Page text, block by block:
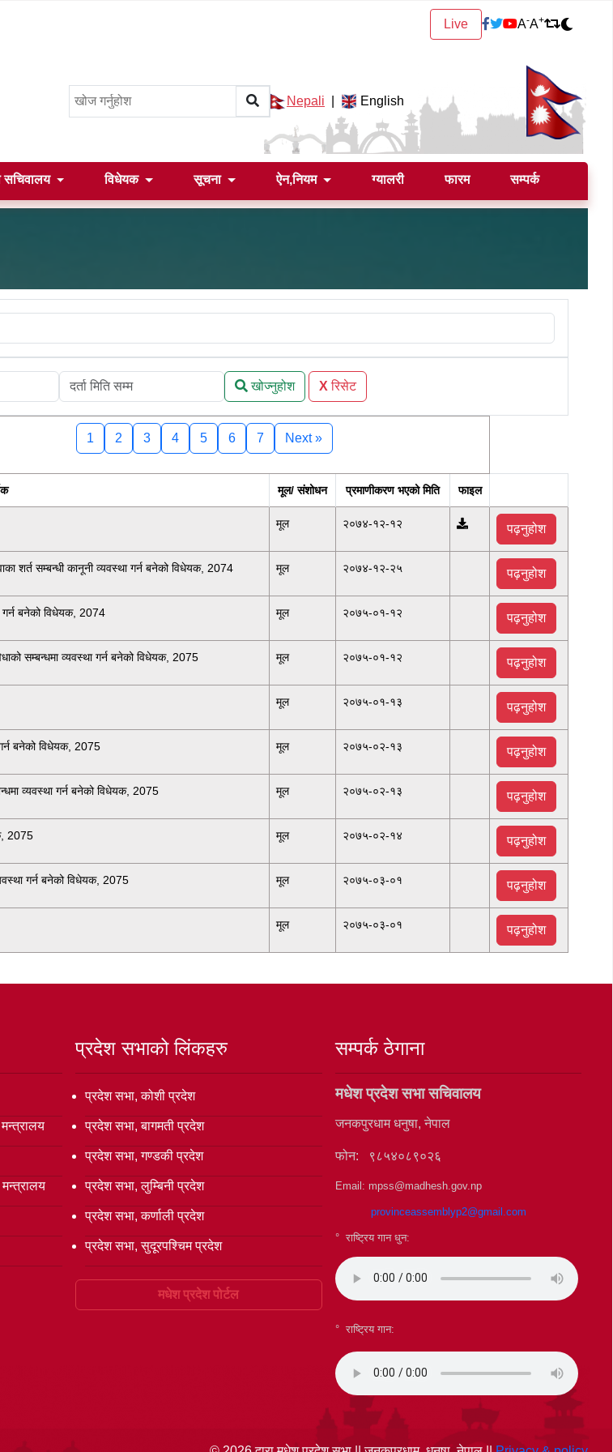
Live A-A+
Nepali English
सचिवालय विधेयक सूचना ऐन,नियम ग्यालरी फारम सम्पर्क
खोज्नुहोश X रिसेट
1 2 3 4 5 6 7 Next »
मूल/ संशोधन प्रमाणीकरण भएको मिति फाइल
मूल २०७४-१२-१२ पढ़नुहोश
शर्त सम्बन्धी कानूनी व्यवस्था गर्न बनेको विधेयक, 2074 मूल २०७४-१२-२५ पढ़नुहोश
गर्न बनेको विधेयक, 2074 मूल २०७५-०१-१२ पढ़नुहोश
सम्बन्धमा व्यवस्था गर्न बनेको विधेयक, 2075 मूल २०७५-०१-१२ पढ़नुहोश
मूल २०७५-०१-१३ पढ़नुहोश
गर्न बनेको विधेयक, 2075 मूल २०७५-०२-१३ पढ़नुहोश
व्यवस्था गर्न बनेको विधेयक, 2075 मूल २०७५-०२-१३ पढ़नुहोश
2075 मूल २०७५-०२-१४ पढ़नुहोश
गर्न बनेको विधेयक, 2075 मूल २०७५-०३-०१ पढ़नुहोश
मूल २०७५-०३-०१ पढ़नुहोश
प्रदेश सभाको लिंकहरु
प्रदेश सभा, कोशी प्रदेश
प्रदेश सभा, बागमती प्रदेश
प्रदेश सभा, गण्डकी प्रदेश
प्रदेश सभा, लुम्बिनी प्रदेश
प्रदेश सभा, कर्णाली प्रदेश
प्रदेश सभा, सुदूरपश्चिम प्रदेश
मधेश प्रदेश पोर्टल
सम्पर्क ठेगाना
मधेश प्रदेश सभा सचिवालय
जनकपुरधाम धनुषा, नेपाल
फोन: ९८५४०८९०२६
Email: mpss@madhesh.gov.np
provinceassemblyp2@gmail.com
° राष्ट्रिय गान धुन:
° राष्ट्रिय गान: